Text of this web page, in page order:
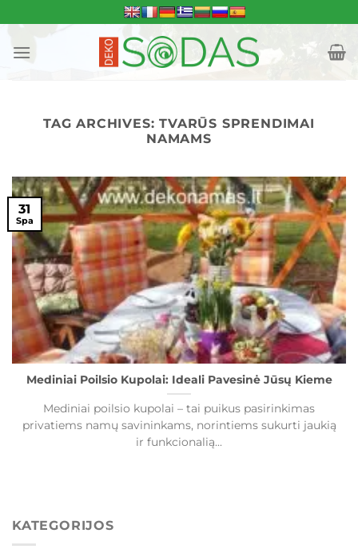
to
content
TAG ARCHIVES:TVARŪS SPRENDIMAI
NAMAMS
Mediniai Poilsio Kupolai: Ideali Pavesinė Jūsų Kieme
Mediniai poilsio kupolai – tai puikus pasirinkimas
privatiems namų savininkams, norintiems sukurti jaukią
ir funkcionalią...
31
Spa
KATEGORIJOS